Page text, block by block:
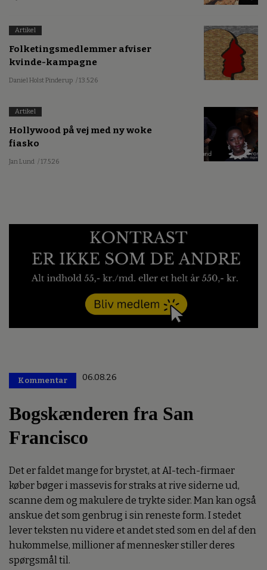
Artikel
Folketingsmedlemmer afviser
kvinde-kampagne
Daniel Holst Pinderup / 13.5.26
Artikel
Hollywood på vej med ny woke
fiasko
Jan Lund / 17.5.26
Kommentar 06.08.26
Bogskænderen fra San
Francisco
Det er faldet mange for brystet, at AI-tech-firmaer
køber bøger i massevis for straks at rive siderne ud,
scanne dem og makulere de trykte sider. Man kan også
anskue det som genbrug i sin reneste form. I stedet
lever teksten nu videre et andet sted som en del af den
hukommelse, millioner af mennesker stiller deres
spørgsmål til.